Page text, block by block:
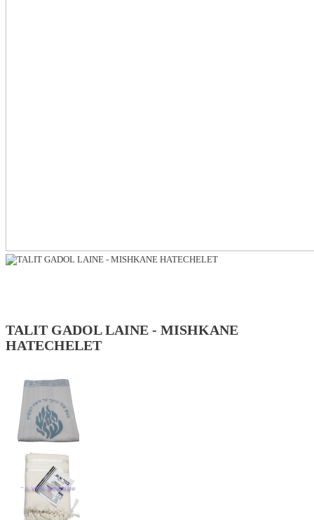
TALIT GADOL LAINE - MISHKANE
HATECHELET